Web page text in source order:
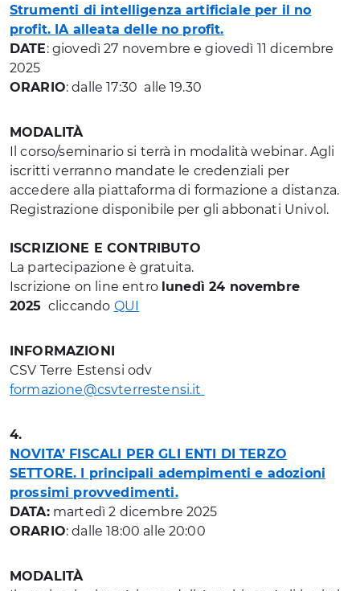
Strumenti di intelligenza artificiale per il no
profit. IA alleata delle no profit.
DATE: giovedì 27 novembre e giovedì 11 dicembre
2025
ORARIO: dalle 17:30 alle 19.30
MODALITÀ
Il corso/seminario si terrà in modalità webinar. Agli
iscritti verranno mandate le credenziali per
accedere alla piattaforma di formazione a distanza.
Registrazione disponibile per gli abbonati Univol.
ISCRIZIONE E CONTRIBUTO
La partecipazione è gratuita.
Iscrizione on line entro lunedì 24 novembre
2025 cliccando QUI
INFORMAZIONI
CSV Terre Estensi odv
formazione@csvterrestensi.it
4.
NOVITA’ FISCALI PER GLI ENTI DI TERZO
SETTORE. I principali adempimenti e adozioni
prossimi provvedimenti.
DATA:martedì 2 dicembre 2025
ORARIO: dalle 18:00 alle 20:00
MODALITÀ